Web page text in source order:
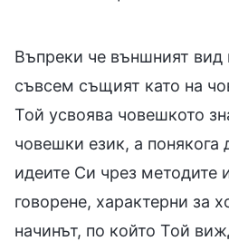
Въпреки че външният вид
съвсем същият като на
Той усвоява човешкото
човешки език, а понякога
идеите Си чрез методите
говорене, характерни за
начинът, по който Той